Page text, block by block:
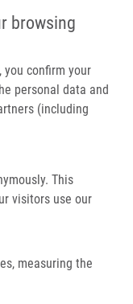
browsing
you confirm your
personal data and
(including
This
visitors use our
measuring the
Submission Has